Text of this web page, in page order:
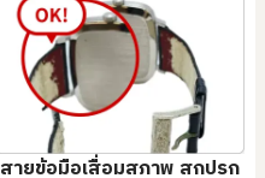
สายข้อมือเสื่อมสภาพ สกปรก